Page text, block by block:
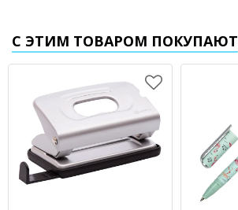
С ЭТИМ ТОВАРОМ ПОКУПАЮТ